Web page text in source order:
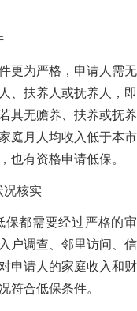
更为严格，申请人需无
、扶养人或抚养人，即
其无赡养、扶养或抚养
庭月人均收入低于本市
也有资格申请低保。
况核实
保都需要经过严格的审
户调查、邻里访问、信
申请人的家庭收入和财
符合低保条件。